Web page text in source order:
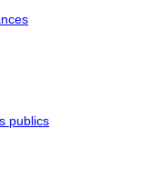
publics